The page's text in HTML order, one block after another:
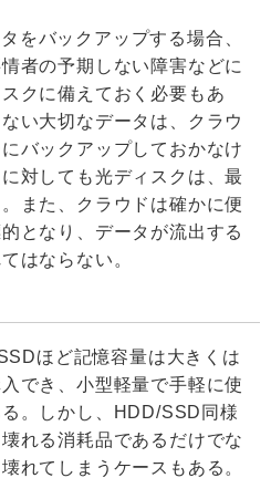
をバックアップする場合、
者の予期しない障害などに
クに備えておく必要もあ
い大切なデータは、クラウ
バックアップしておかなけ
対しても光ディスクは、最
また、クラウドは確かに便
となり、データが流出する
はならない。
ほど記憶容量は大きくは
でき、小型軽量で手軽に使
。しかし、HDD/SSD同様
れる消耗品であるだけでな
れてしまうケースもある。